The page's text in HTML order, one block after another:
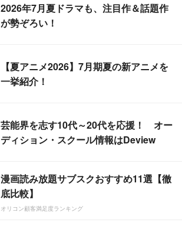
2026年7月夏ドラマも、注目作＆話題作
が勢ぞろい！
【夏アニメ2026】7月期夏の新アニメを
一挙紹介！
芸能界を志す10代～20代を応援！ オー
ディション・スクール情報はDeview
漫画読み放題サブスクおすすめ11選【徹
底比較】
オリコン顧客満足度ランキング